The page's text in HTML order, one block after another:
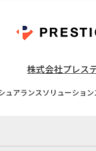
株式会社プレス
ュアランスソリューショ